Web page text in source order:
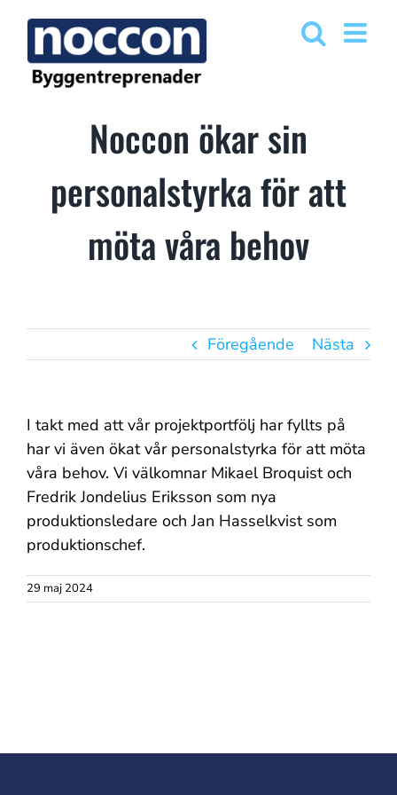
innehållet
Noccon ökar sin
personalstyrka för att
möta våra behov
Föregående Nästa
I takt med att vår projektportfölj har fyllts på
har vi även ökat vår personalstyrka för att möta
våra behov. Vi välkomnar Mikael Broquist och
Fredrik Jondelius Eriksson som nya
produktionsledare och Jan Hasselkvist som
produktionschef.
29 maj 2024